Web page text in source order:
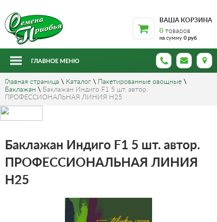
ВАША КОРЗИНА
0 товаров
на сумму 0 руб
Главная страница \ Каталог \ Пакетированные овощные \
Баклажан \ Баклажан Индиго F1 5 шт. автор.
ПРОФЕССИОНАЛЬНАЯ ЛИНИЯ Н25
Баклажан Индиго F1 5 шт. автор.
ПРОФЕССИОНАЛЬНАЯ ЛИНИЯ
Н25